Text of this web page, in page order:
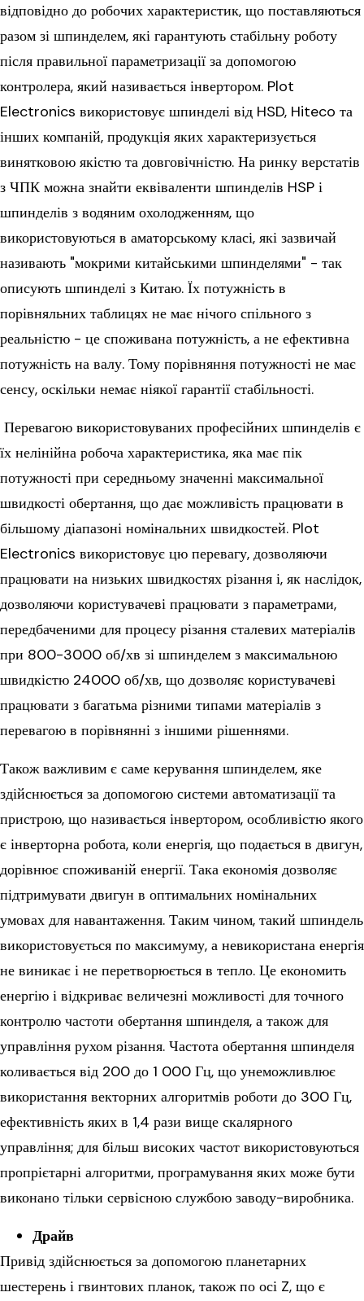
відповідно до робочих характеристик, що поставляються
разом зі шпинделем, які гарантують стабільну роботу
після правильної параметризації за допомогою
контролера, який називається інвертором. Plot
Electronics використовує шпинделі від HSD, Hiteco та
інших компаній, продукція яких характеризується
винятковою якістю та довговічністю. На ринку верстатів
з ЧПК можна знайти еквіваленти шпинделів HSP і
шпинделів з водяним охолодженням, що
використовуються в аматорському класі, які зазвичай
називають "мокрими китайськими шпинделями" - так
описують шпинделі з Китаю. Їх потужність в
порівняльних таблицях не має нічого спільного з
реальністю - це споживана потужність, а не ефективна
потужність на валу. Тому порівняння потужності не має
сенсу, оскільки немає ніякої гарантії стабільності.
Перевагою використовуваних професійних шпинделів є
їх нелінійна робоча характеристика, яка має пік
потужності при середньому значенні максимальної
швидкості обертання, що дає можливість працювати в
більшому діапазоні номінальних швидкостей. Plot
Electronics використовує цю перевагу, дозволяючи
працювати на низьких швидкостях різання і, як наслідок,
дозволяючи користувачеві працювати з параметрами,
передбаченими для процесу різання сталевих матеріалів
при 800-3000 об/хв зі шпинделем з максимальною
швидкістю 24000 об/хв, що дозволяє користувачеві
працювати з багатьма різними типами матеріалів з
перевагою в порівнянні з іншими рішеннями.
Також важливим є саме керування шпинделем, яке
здійснюється за допомогою системи автоматизації та
пристрою, що називається інвертором, особливістю якого
є інверторна робота, коли енергія, що подається в двигун,
дорівнює споживаній енергії. Така економія дозволяє
підтримувати двигун в оптимальних номінальних
умовах для навантаження. Таким чином, такий шпиндель
використовується по максимуму, а невикористана енергія
не виникає і не перетворюється в тепло. Це економить
енергію і відкриває величезні можливості для точного
контролю частоти обертання шпинделя, а також для
управління рухом різання. Частота обертання шпинделя
коливається від 200 до 1 000 Гц, що унеможливлює
використання векторних алгоритмів роботи до 300 Гц,
ефективність яких в 1,4 рази вище скалярного
управління; для більш високих частот використовуються
пропрієтарні алгоритми, програмування яких може бути
виконано тільки сервісною службою заводу-виробника.
Драйв
Привід здійснюється за допомогою планетарних
шестерень і гвинтових планок, також по осі Z, що є